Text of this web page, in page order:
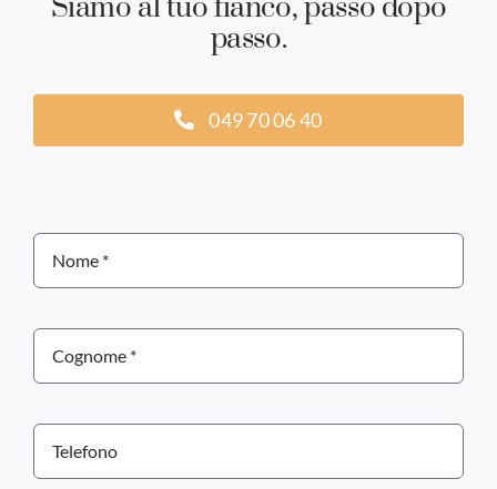
Siamo al tuo fianco, passo dopo
passo.
049 70 06 40